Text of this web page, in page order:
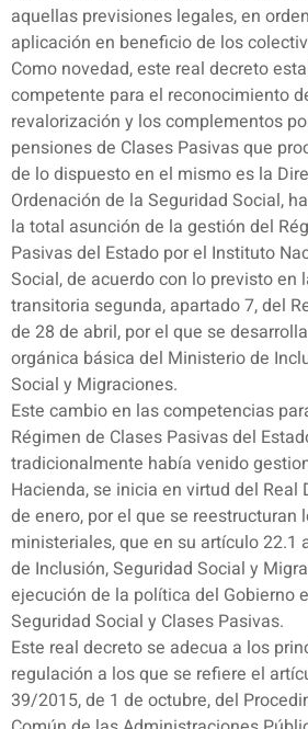
aquellas previsiones legales, en
aplicación en beneficio de los
Como novedad, este real decreto
competente para el reconocimiento
revalorización y los complementos
pensiones de Clases Pasivas que
de lo dispuesto en el mismo es la
Ordenación de la Seguridad Social,
la total asunción de la gestión del
Pasivas del Estado por el Instituto
Social, de acuerdo con lo previsto en
transitoria segunda, apartado 7, del
de 28 de abril, por el que se
orgánica básica del Ministerio de
Social y Migraciones.
Este cambio en las competencias
Régimen de Clases Pasivas del
tradicionalmente había venido
Hacienda, se inicia en virtud del Real
de enero, por el que se reestructuran
ministeriales, que en su artículo 22.1
de Inclusión, Seguridad Social y
ejecución de la política del Gobierno
Seguridad Social y Clases Pasivas.
Este real decreto se adecua a los
regulación a los que se refiere el
39/2015, de 1 de octubre, del